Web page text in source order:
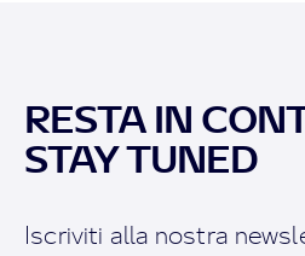
RESTA IN
STAY TUNED
Iscriviti alla nostra